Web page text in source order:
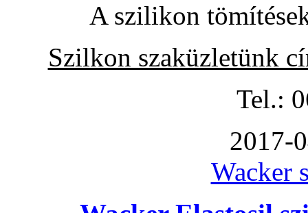
A szilikon
Szilkon szaküzletünk
Tel.:
2017-
Wacker